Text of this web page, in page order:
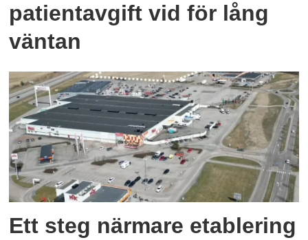
patientavgift vid för lång
väntan
Ett steg närmare etablering